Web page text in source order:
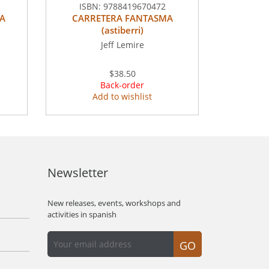
ISBN: 9788419670472
CARRETERA FANTASMA
(astiberri)
Jeff Lemire
$38.50
Back-order
Add to wishlist
Newsletter
New releases, events, workshops and
activities in spanish
GO